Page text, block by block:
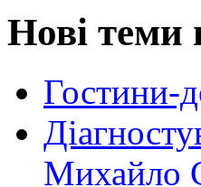
Нові теми
Гостини-
Михайло